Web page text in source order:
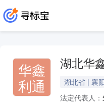
华鑫
利通
湖北华
湖北省 | 襄
法定代表人：